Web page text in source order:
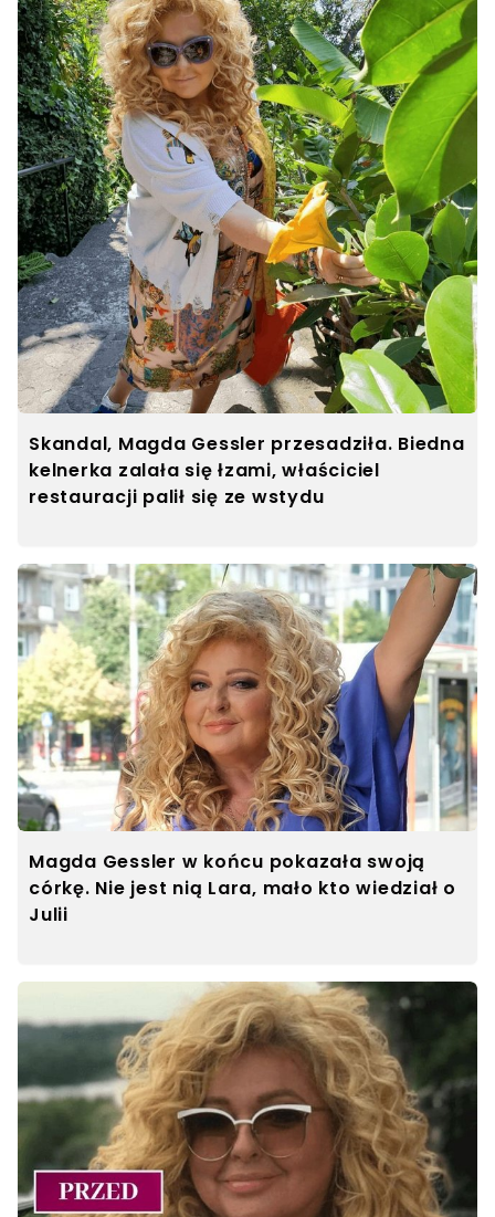
Skandal, Magda Gessler przesadziła. Biedna
kelnerka zalała się łzami, właściciel
restauracji palił się ze wstydu
Magda Gessler w końcu pokazała swoją
córkę. Nie jest nią Lara, mało kto wiedział o
Julii